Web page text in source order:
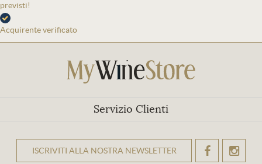
previsti!
Acquirente verificato
Servizio Clienti
ISCRIVITI ALLA NOSTRA NEWSLETTEROK